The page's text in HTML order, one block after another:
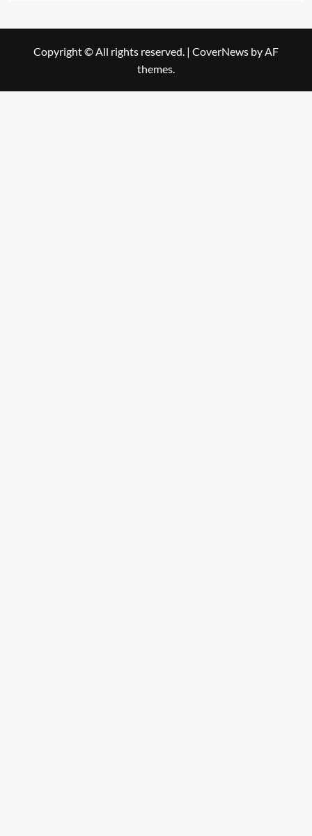
Copyright © All rights reserved. | CoverNews by AF
themes.